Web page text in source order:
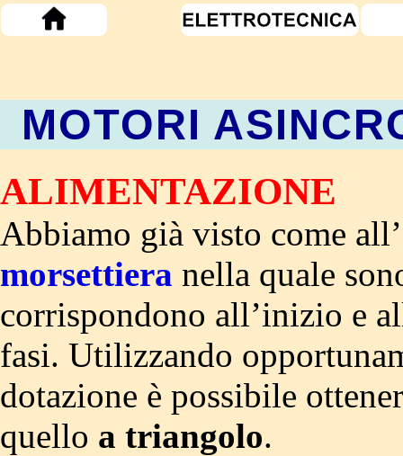
MOTORI
ALIMENTAZIONE
Abbiamo già visto come
morsettiera nella quale
corrispondono all’inizio e
fasi. Utilizzando
dotazione è possibile
quello a triangolo.